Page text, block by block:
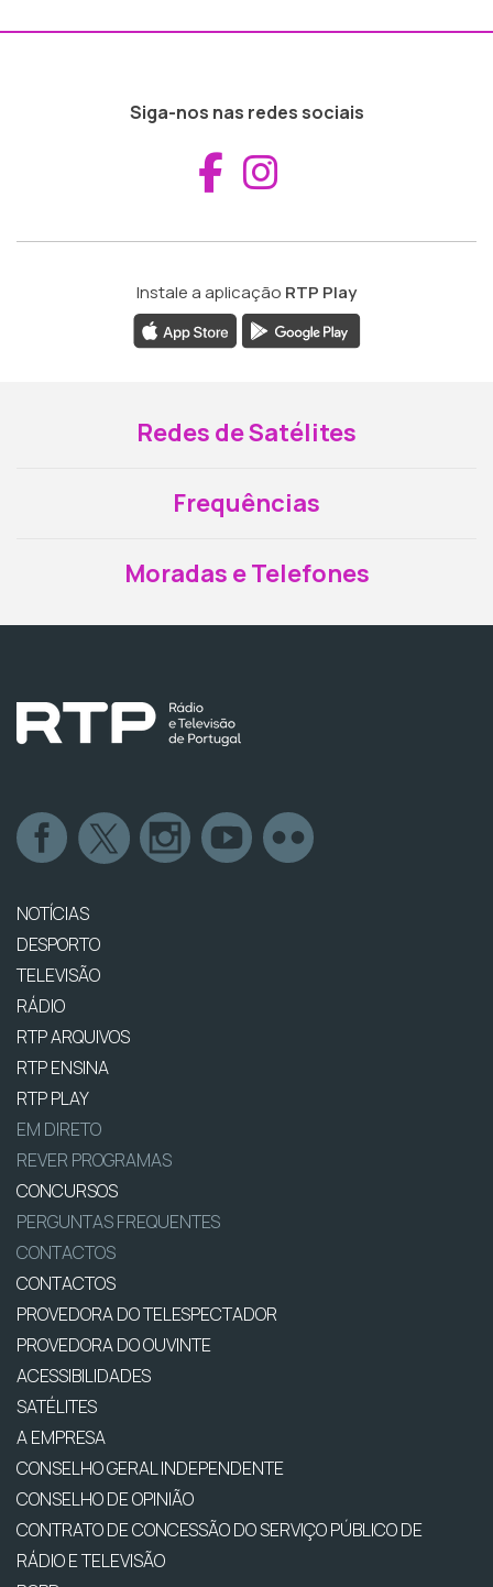
Siga-nos nas redes sociais
Aceder ao
Instale a aplicação RTP Play
Redes de Satélites
Frequências
Moradas e Telefones
NOTÍCIAS
DESPORTO
TELEVISÃO
RÁDIO
RTP ARQUIVOS
RTP ENSINA
RTP PLAY
EM DIRETO
REVER PROGRAMAS
CONCURSOS
PERGUNTAS FREQUENTES
CONTACTOS
CONTACTOS
PROVEDORA DO TELESPECTADOR
PROVEDORA DO OUVINTE
ACESSIBILIDADES
SATÉLITES
A EMPRESA
CONSELHO GERAL INDEPENDENTE
CONSELHO DE OPINIÃO
CONTRATO DE CONCESSÃO DO SERVIÇO PÚBLICO DE
RÁDIO E TELEVISÃO